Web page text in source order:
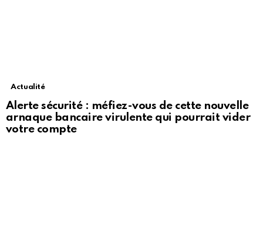
Actualité
Alerte sécurité : méfiez-vous de cette nouvelle
arnaque bancaire virulente qui pourrait vider
votre compte